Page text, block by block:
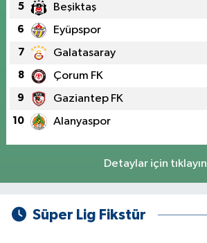
5 Beşiktaş
6 Eyüpspor
7 Galatasaray
8 Çorum FK
9 Gaziantep FK
10 Alanyaspor
Detaylar için tıklayın
Süper Lig Fikstür